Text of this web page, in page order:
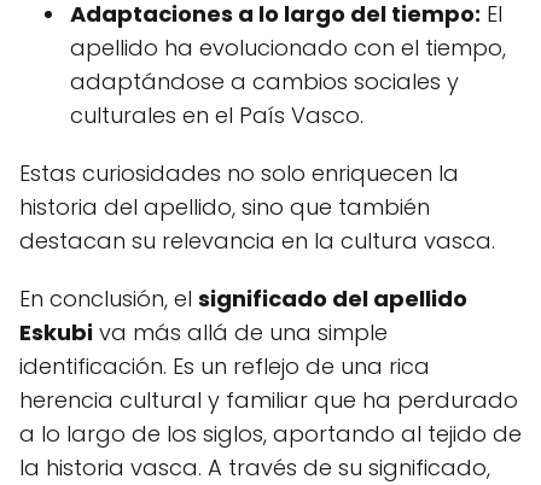
Adaptaciones a lo largo del tiempo: El
apellido ha evolucionado con el tiempo,
adaptándose a cambios sociales y
culturales en el País Vasco.
Estas curiosidades no solo enriquecen la
historia del apellido, sino que también
destacan su relevancia en la cultura vasca.
En conclusión, el significado del apellido
Eskubi va más allá de una simple
identificación. Es un reflejo de una rica
herencia cultural y familiar que ha perdurado
a lo largo de los siglos, aportando al tejido de
la historia vasca. A través de su significado,